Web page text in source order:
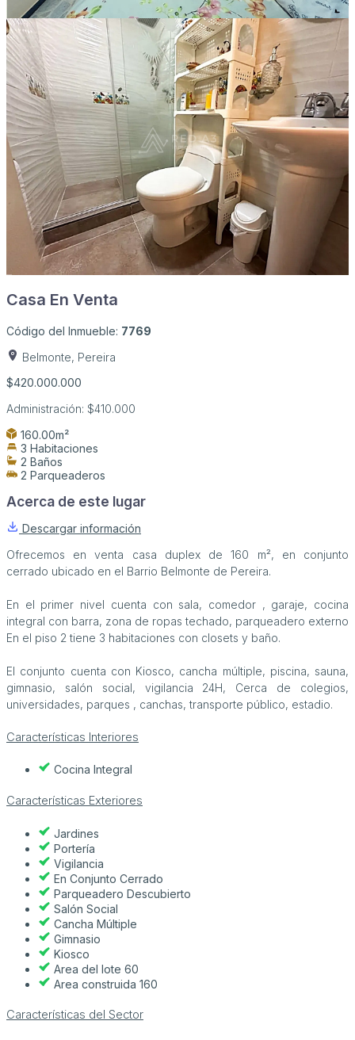
Casa En Venta
Código del Inmueble: 7769
Belmonte, Pereira
$420.000.000
Administración: $410.000
160.00m²
3 Habitaciones
2 Baños
2 Parqueaderos
Acerca de este lugar
Descargar información
Ofrecemos en venta casa duplex de 160 m², en conjunto
cerrado ubicado en el Barrio Belmonte de Pereira.
En el primer nivel cuenta con sala, comedor , garaje, cocina
integral con barra, zona de ropas techado, parqueadero externo
En el piso 2 tiene 3 habitaciones con closets y baño.
El conjunto cuenta con Kiosco, cancha múltiple, piscina, sauna,
gimnasio, salón social, vigilancia 24H, Cerca de colegios,
universidades, parques , canchas, transporte público, estadio.
Características Interiores
Cocina Integral
Características Exteriores
Jardines
Portería
Vigilancia
En Conjunto Cerrado
Parqueadero Descubierto
Salón Social
Cancha Múltiple
Gimnasio
Kiosco
Area del lote 60
Area construida 160
Características del Sector